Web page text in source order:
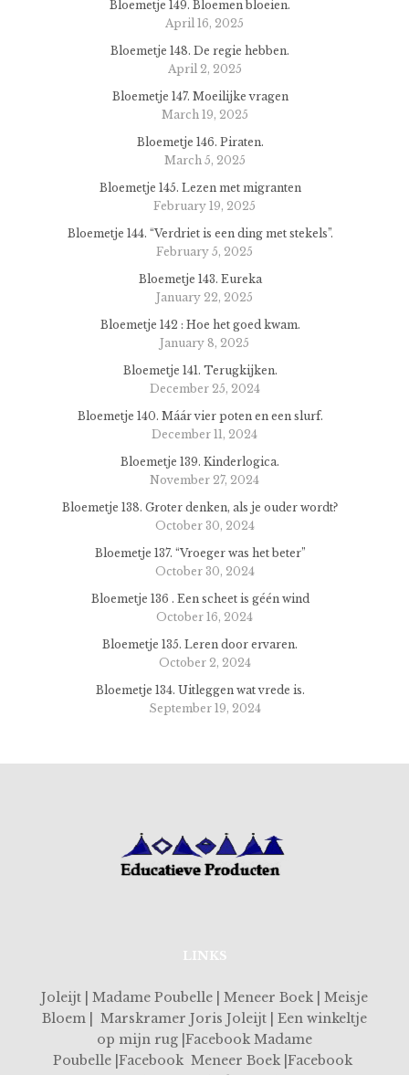
Bloemetje 149. Bloemen bloeien.
April 16, 2025
Bloemetje 148. De regie hebben.
April 2, 2025
Bloemetje 147. Moeilijke vragen
March 19, 2025
Bloemetje 146. Piraten.
March 5, 2025
Bloemetje 145. Lezen met migranten
February 19, 2025
Bloemetje 144. “Verdriet is een ding met stekels”.
February 5, 2025
Bloemetje 143. Eureka
January 22, 2025
Bloemetje 142 : Hoe het goed kwam.
January 8, 2025
Bloemetje 141. Terugkijken.
December 25, 2024
Bloemetje 140. Máár vier poten en een slurf.
December 11, 2024
Bloemetje 139. Kinderlogica.
November 27, 2024
Bloemetje 138. Groter denken, als je ouder wordt?
October 30, 2024
Bloemetje 137. “Vroeger was het beter”
October 30, 2024
Bloemetje 136 . Een scheet is géén wind
October 16, 2024
Bloemetje 135. Leren door ervaren.
October 2, 2024
Bloemetje 134. Uitleggen wat vrede is.
September 19, 2024
LINKS
Joleijt | Madame Poubelle | Meneer Boek | Meisje
Bloem | Marskramer Joris Joleijt | Een winkeltje
op mijn rug |Facebook Madame
Poubelle |Facebook Meneer Boek |Facebook